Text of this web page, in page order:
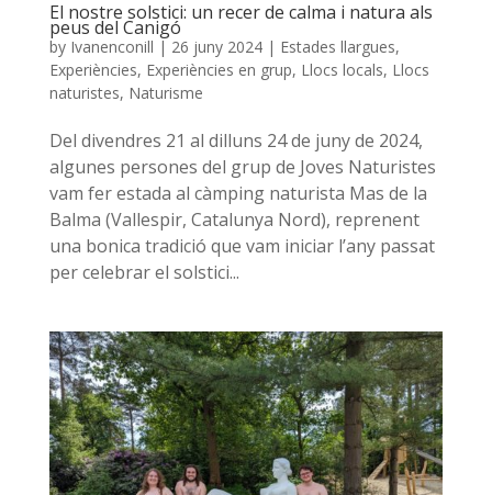
El nostre solstici: un recer de calma i natura als
peus del Canigó
by Ivanenconill | 26 juny 2024| Estades llargues,
Experiències, Experiències en grup, Llocs locals, Llocs
naturistes, Naturisme
Del divendres 21 al dilluns 24 de juny de 2024,
algunes persones del grup de Joves Naturistes
vam fer estada al càmping naturista Mas de la
Balma (Vallespir, Catalunya Nord), reprenent
una bonica tradició que vam iniciar l’any passat
per celebrar el solstici...